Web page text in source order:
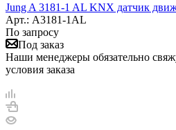
Jung A 3181-1 AL KNX датчик
Арт.: A3181-1AL
По запросу
Под заказ
Наши менеджеры обязательно
условия заказа